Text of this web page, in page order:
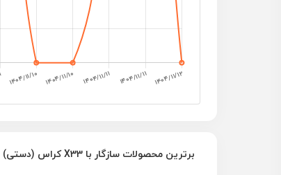
برترین محصولات سازگار با X33 کراس (دستی)